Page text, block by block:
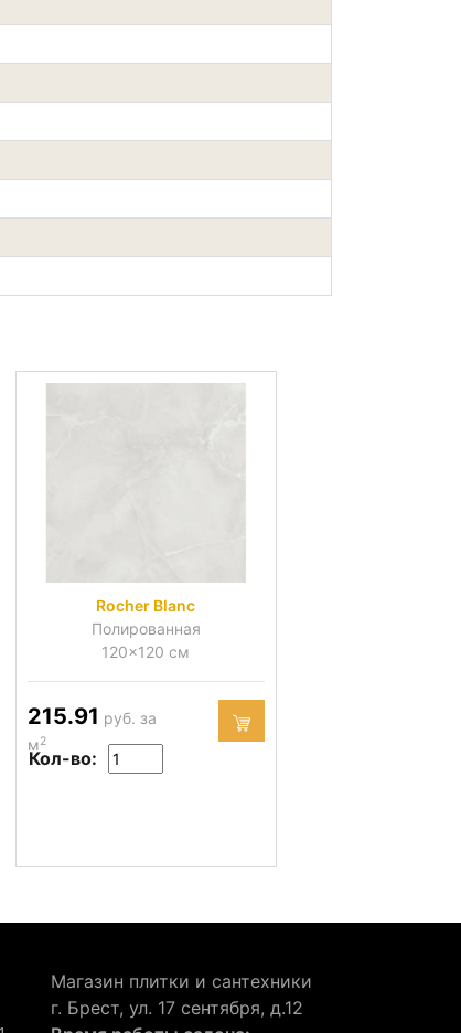
Rocher Blanc
Полированная
120x120 см
215.91 руб. за
м2
Кол-во:
Магазин плитки и сантехники
г. Брест, ул. 17 сентября, д.12